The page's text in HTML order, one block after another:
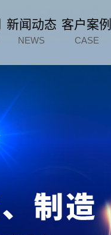
新闻动态
NEWS
客户案例
CASE